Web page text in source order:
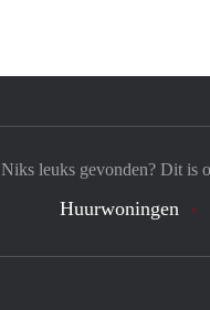
Niks leuks gevonden? Dit is
Huurwoningen